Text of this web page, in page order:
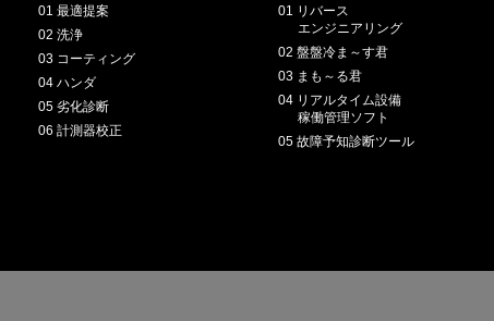
01 最適提案
02 洗浄
03 コーティング
04 ハンダ
05 劣化診断
06 計測器校正
01 リバース
エンジニアリング
02 盤盤冷ま～す君
03 まも～る君
04 リアルタイム設備
稼働管理ソフト
05 故障予知診断ツール